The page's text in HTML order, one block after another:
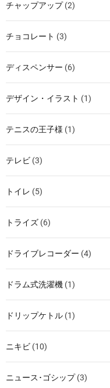
チャップアップ(2)
チョコレート (3)
ディスペンサー (6)
デザイン・イラスト (1)
テニスの王子様 (1)
テレビ (3)
トイレ (5)
トライズ (6)
ドライブレコーダー (4)
ドラム式洗濯機 (1)
ドリップケトル (1)
ニキビ (10)
ニュース･ゴシップ(3)